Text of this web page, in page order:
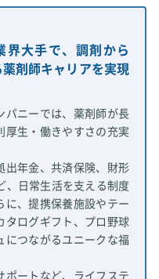
界大手で、調剤から
剤師キャリアを実現
パニーでは、薬剤師が長
厚生・働きやすさの充実
出年金、共済保険、財形
、日常生活を支える制度
に、提携保養施設やテー
タログギフト、プロ野球
につながるユニークな福
ポートなど、ライフステ